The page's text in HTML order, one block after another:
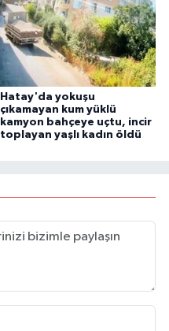
Hatay'da yokuşu
çıkamayan kum yüklü
kamyon bahçeye uçtu, incir
toplayan yaşlı kadın öldü